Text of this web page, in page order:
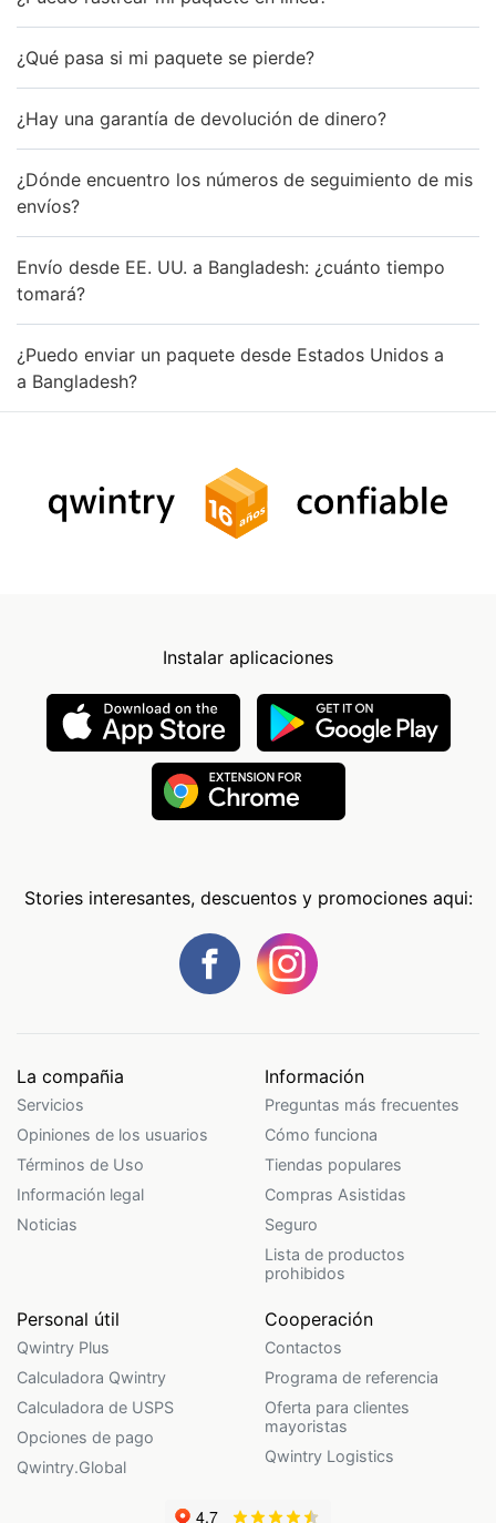
¿Qué pasa si mi paquete se pierde?
¿Hay una garantía de devolución de dinero?
¿Dónde encuentro los números de seguimiento de mis
envíos?
Envío desde EE. UU. a Bangladesh: ¿cuánto tiempo
tomará?
¿Puedo enviar un paquete desde Estados Unidos a
a Bangladesh?
Instalar aplicaciones
Stories interesantes, descuentos y promociones aqui:
La compañia
Servicios
Opiniones de los usuarios
Términos de Uso
Información legal
Noticias
Información
Preguntas más frecuentes
Cómo funciona
Tiendas populares
Compras Asistidas
Seguro
Lista de productos
prohibidos
Personal útil
Qwintry Plus
Calculadora Qwintry
Calculadora de USPS
Opciones de pago
Qwintry.Global
Cooperación
Contactos
Programa de referencia
Oferta para clientes
mayoristas
Qwintry Logistics